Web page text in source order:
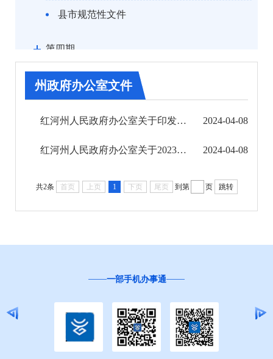
县市规范性文件
第四期
第五期
第九期
州政府办公室文件
红河州人民政府办公室关于印发红河州人民政府2024年立法计划的通知 2024-04-08
红河州人民政府办公室关于2023年度安全生产目标责任考评结果的通报 2024-04-08
共2条 首页 上页 1 下页 尾页 到第 页 跳转
一部手机办事通